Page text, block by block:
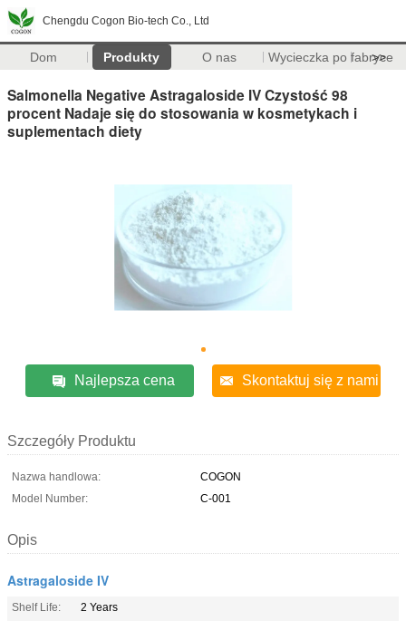
Chengdu Cogon Bio-tech Co., Ltd
Dom Produkty O nas Wycieczka po fabryce
>>
Salmonella Negative Astragaloside IV Czystość 98
procent Nadaje się do stosowania w kosmetykach i
suplementach diety
Najlepsza cena Skontaktuj się z nami
Szczegóły Produktu
Nazwa handlowa:
COGON
Model Number:
C-001
Opis
Astragaloside IV
Shelf Life:
2 Years